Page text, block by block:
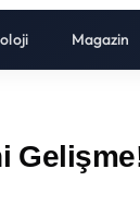
Magazin